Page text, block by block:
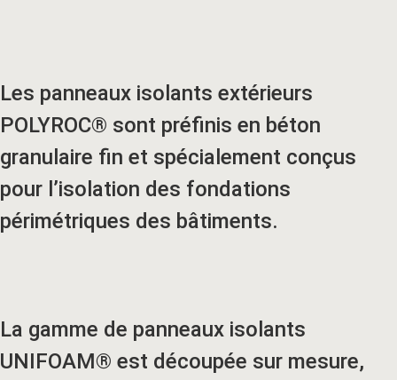
Les panneaux isolants extérieurs
POLYROC® sont préfinis en béton
granulaire fin et spécialement conçus
pour l’isolation des fondations
périmétriques des bâtiments.
La gamme de panneaux isolants
UNIFOAM® est découpée sur mesure,